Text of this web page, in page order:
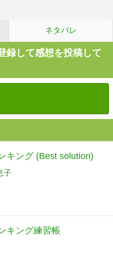
ネタバレ
録して感想を投稿して
キング (Best solution)
子
キング練習帳